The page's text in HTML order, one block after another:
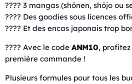
???? 3 mangas (shōnen, shōjo ou
???? Des goodies sous licences
???? Et des encas japonais trop
???? Avec le code ANM10,
première commande !
Plusieurs formules pour tous les